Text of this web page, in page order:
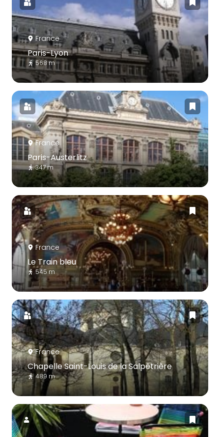
France
Paris-Lyon
568 m
France
Paris-Austerlitz
347 m
France
Le Train bleu
545 m
France
Chapelle Saint-Louis de la Salpêtrière
489 m